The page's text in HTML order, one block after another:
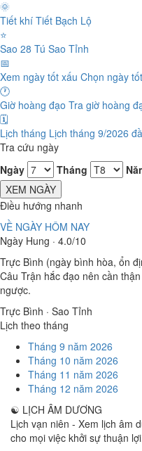
🌞
Tiết khí Tiết Bạch Lộ
⭐
Sao 28 Tú Sao Tỉnh
📅
Xem ngày tốt xấu Chọn ngày
🕐
Giờ hoàng đạo Tra giờ hoàng
🗓️
Lịch tháng Lịch tháng 9/2026
Tra cứu ngày
Ngày
Tháng
XEM NGÀY
Điều hướng nhanh
VỀ NGÀY HÔM NAY
Ngày Hung · 4.0/10
Trực Bình (ngày bình hòa, ổn
Câu Trận hắc đạo nên cần
ngược.
Trực Bình · Sao Tỉnh
Lịch theo tháng
Tháng 9 năm 2026
Tháng 10 năm 2026
Tháng 11 năm 2026
Tháng 12 năm 2026
☯ LỊCH ÂM DƯƠNG
Lịch vạn niên - Xem lịch âm
cho mọi việc khởi sự thuận